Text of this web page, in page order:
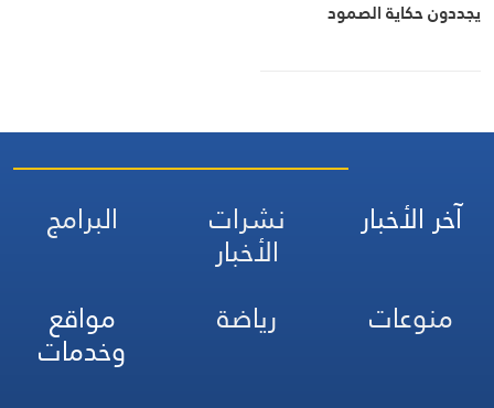
يجددون حكاية الصمود
آخر الأخبار نشرات
الأخبار
البرامج
منوعات
رياضة مواقع
وخدمات